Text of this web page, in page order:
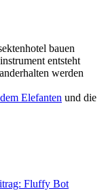
bauen
entsteht
werden
Elefanten und die
Fluffy Bot